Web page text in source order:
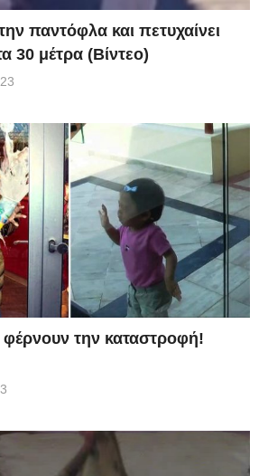
παντόφλα και πετυχαίνει
30 μέτρα (Βίντεο)
την καταστροφή!